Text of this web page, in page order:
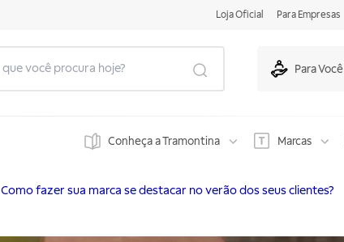
Loja Oficial Para Empresas
Para Você
Conheça a Tramontina Marcas
Como fazer sua marca se destacar no verão dos seus clientes?